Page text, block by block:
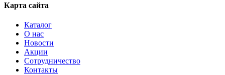
Карта сайта
Каталог
О нас
Новости
Акции
Сотрудничество
Контакты